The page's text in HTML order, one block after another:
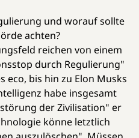
und worauf sollte
achten?
reichen von einem
durch Regulierung"
eco, bis hin zu Elon Musks
habe insgesamt
der Zivilisation" er
könne letztlich